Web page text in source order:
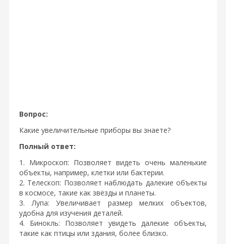
Вопрос:
Какие увеличительные приборы вы знаете?
Полный ответ:
1. Микроскоп: Позволяет видеть очень маленькие
объекты, например, клетки или бактерии.
2. Телескоп: Позволяет наблюдать далекие объекты
в космосе, такие как звёзды и планеты.
3. Лупа: Увеличивает размер мелких объектов,
удобна для изучения деталей.
4. Бинокль: Позволяет увидеть далекие объекты,
такие как птицы или здания, более близко.